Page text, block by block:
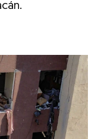
Facebook
mediante Twitter
mediante LinkedIn
actual mediante